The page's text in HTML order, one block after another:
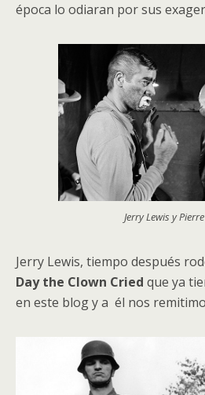
época lo odiaran por sus
Jerry Lewis y
Jerry Lewis, tiempo después
Day the Clown Cried que ya
en este blog y a él nos